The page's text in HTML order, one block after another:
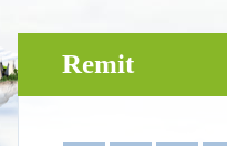
Remit